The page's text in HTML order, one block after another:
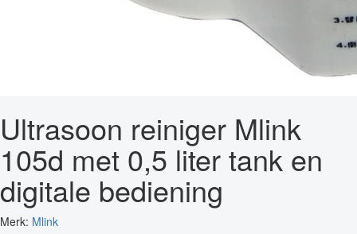
Ultrasoon reiniger Mlink
105d met 0,5 liter tank en
digitale bediening
Merk: Mlink